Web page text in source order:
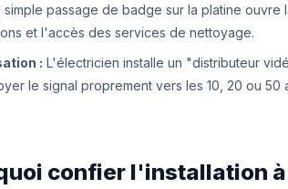
simple passage de badge sur la platine
et l'accès des services de nettoyage.
: L'électricien installe un "distributeur
le signal proprement vers les 10, 20 ou 50
confier l'installation